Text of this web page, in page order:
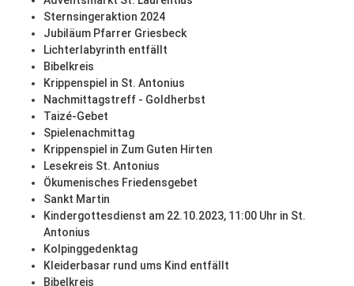
Sternsingeraktion 2024
Jubiläum Pfarrer Griesbeck
Lichterlabyrinth entfällt
Bibelkreis
Krippenspiel in St. Antonius
Nachmittagstreff - Goldherbst
Taizé-Gebet
Spielenachmittag
Krippenspiel in Zum Guten Hirten
Lesekreis St. Antonius
Ökumenisches Friedensgebet
Sankt Martin
Kindergottesdienst am 22.10.2023, 11:00 Uhr in St.
Antonius
Kolpinggedenktag
Kleiderbasar rund ums Kind entfällt
Bibelkreis